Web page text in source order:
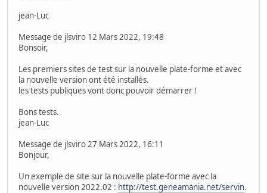
jean-Luc
Message de jlsviro 12 Mars 2022, 19:48
Bonsoir,
Les premiers sites de test sur la nouvelle plate-forme et avec
la nouvelle version ont été installés.
les tests publiques vont donc pouvoir démarrer !
Bons tests.
jean-Luc
Message de jlsviro 27 Mars 2022, 16:11
Bonjour,
Un exemple de site sur la nouvelle plate-forme avec la
nouvelle version 2022.02 : http://test.geneamania.net/servin.